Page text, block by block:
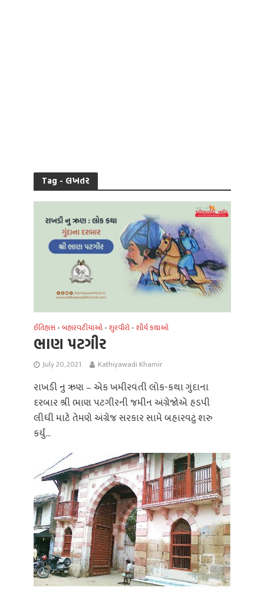
Tag - લખતર
ઈતિહાસ • બહારવટીયાઓ • શુરવીરો • શૌર્ય કથાઓ
ભાણ પટગીર
July 20, 2021 Kathiyawadi Khamir
રાખડી નુ ઋણ – એક ખમીરવંતી લોક-કથા ગુંદાના
દરબાર શ્રી ભાણ પટગીરની જમીન અંગ્રેજોએ હડપી
લીધી માટે તેમણે અંગ્રેજ સરકાર સામે બહારવટું શરુ
કર્યું...